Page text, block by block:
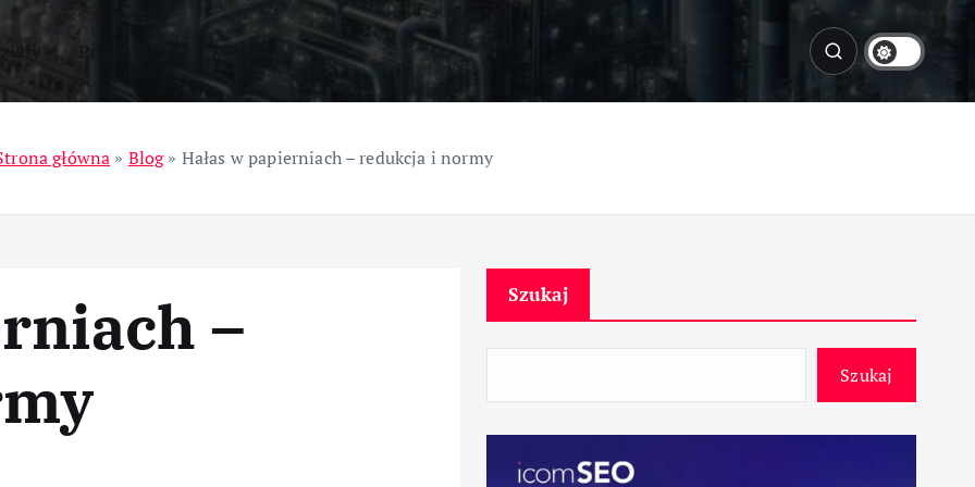
Przemysł
główna » Blog» Hałas w papierniach – redukcja i normy
–
Szukaj
Szukaj